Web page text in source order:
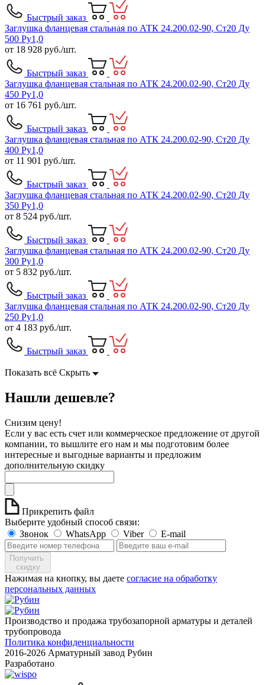
Быстрый заказ
Заглушка фланцевая стальная по АТК 24.200.02-90, Ст20 Ду
500 Ру1,0
от 18 928 руб./шт.
Быстрый заказ
Заглушка фланцевая стальная по АТК 24.200.02-90, Ст20 Ду
450 Ру1,0
от 16 761 руб./шт.
Быстрый заказ
Заглушка фланцевая стальная по АТК 24.200.02-90, Ст20 Ду
400 Ру1,0
от 11 901 руб./шт.
Быстрый заказ
Заглушка фланцевая стальная по АТК 24.200.02-90, Ст20 Ду
350 Ру1,0
от 8 524 руб./шт.
Быстрый заказ
Заглушка фланцевая стальная по АТК 24.200.02-90, Ст20 Ду
300 Ру1,0
от 5 832 руб./шт.
Быстрый заказ
Заглушка фланцевая стальная по АТК 24.200.02-90, Ст20 Ду
250 Ру1,0
от 4 183 руб./шт.
Быстрый заказ
Показать всё Скрыть
Нашли дешевле?
Снизим цену!
Если у вас есть счет или коммерческое предложение от другой
компании, то вышлите его нам и мы подготовим более
интересные и выгодные варианты и предложим
дополнительную скидку
Прикрепить файл
Выберите удобный способ связи:
Звонок
WhatsApp Viber E-mail
Получить
скидку
Нажимая на кнопку, вы даете согласие на обработку
персональных данных
Производство и продажа трубозапорной арматуры и деталей
трубопровода
Политика конфиденциальности
2016-2026 Арматурный завод Рубин
Разработано